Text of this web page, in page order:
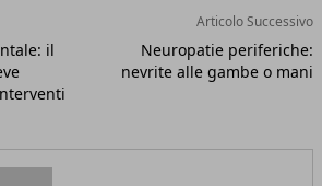
il
Articolo Successivo
Neuropatie periferiche:
nevrite alle gambe o mani